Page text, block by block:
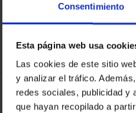
Consentimiento
Esta página web usa
Las cookies de este sitio
y analizar el tráfico.
redes sociales, publicidad y
que hayan recopilado a
CAPITALES